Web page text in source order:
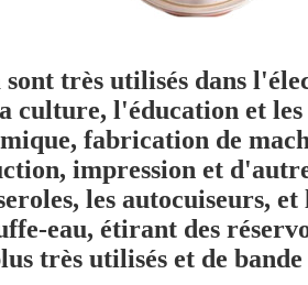
très utilisés dans
culture, l'éducation et
fabrication de
impression et
, les autocuiseurs, et
eau, étirant des
très utilisés et de